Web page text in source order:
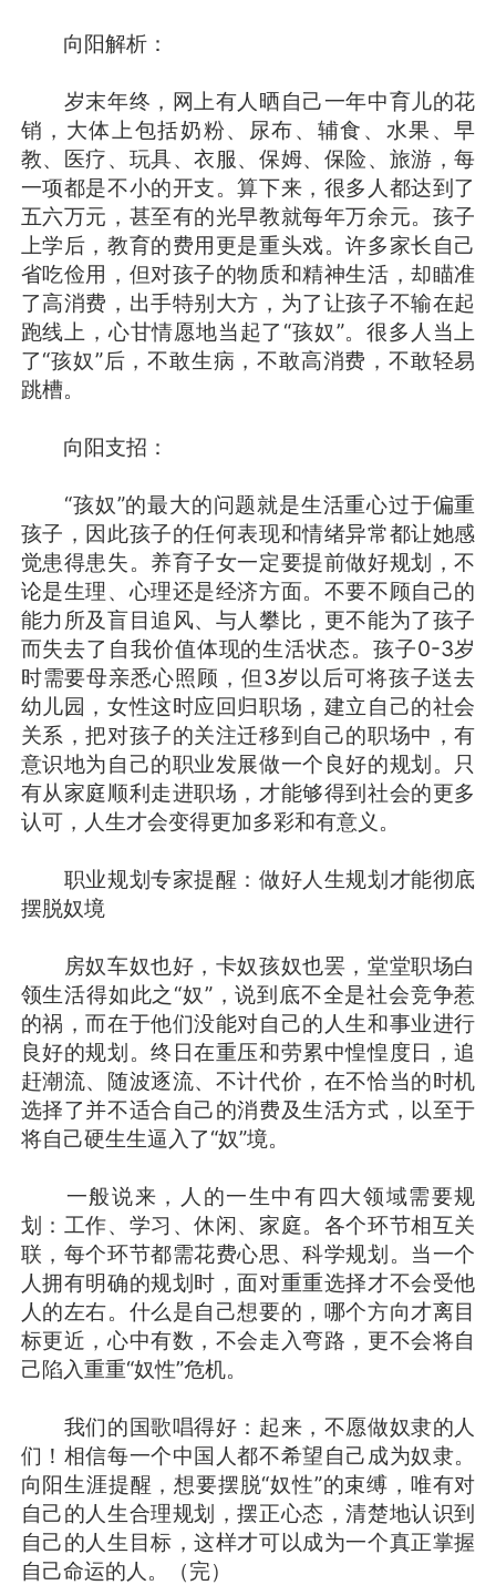
向阳解析：
岁末年终，网上有人晒自己一年中育儿的花
销，大体上包括奶粉、尿布、辅食、水果、早
教、医疗、玩具、衣服、保姆、保险、旅游，每
一项都是不小的开支。算下来，很多人都达到了
五六万元，甚至有的光早教就每年万余元。孩子
上学后，教育的费用更是重头戏。许多家长自己
省吃俭用，但对孩子的物质和精神生活，却瞄准
了高消费，出手特别大方，为了让孩子不输在起
跑线上，心甘情愿地当起了“孩奴”。很多人当上
了“孩奴”后，不敢生病，不敢高消费，不敢轻易
跳槽。
向阳支招：
“孩奴”的最大的问题就是生活重心过于偏重
孩子，因此孩子的任何表现和情绪异常都让她感
觉患得患失。养育子女一定要提前做好规划，不
论是生理、心理还是经济方面。不要不顾自己的
能力所及盲目追风、与人攀比，更不能为了孩子
而失去了自我价值体现的生活状态。孩子0-3岁
时需要母亲悉心照顾，但3岁以后可将孩子送去
幼儿园，女性这时应回归职场，建立自己的社会
关系，把对孩子的关注迁移到自己的职场中，有
意识地为自己的职业发展做一个良好的规划。只
有从家庭顺利走进职场，才能够得到社会的更多
认可，人生才会变得更加多彩和有意义。
职业规划专家提醒：做好人生规划才能彻底
摆脱奴境
房奴车奴也好，卡奴孩奴也罢，堂堂职场白
领生活得如此之“奴”，说到底不全是社会竞争惹
的祸，而在于他们没能对自己的人生和事业进行
良好的规划。终日在重压和劳累中惶惶度日，追
赶潮流、随波逐流、不计代价，在不恰当的时机
选择了并不适合自己的消费及生活方式，以至于
将自己硬生生逼入了“奴”境。
一般说来，人的一生中有四大领域需要规
划：工作、学习、休闲、家庭。各个环节相互关
联，每个环节都需花费心思、科学规划。当一个
人拥有明确的规划时，面对重重选择才不会受他
人的左右。什么是自己想要的，哪个方向才离目
标更近，心中有数，不会走入弯路，更不会将自
己陷入重重“奴性”危机。
我们的国歌唱得好：起来，不愿做奴隶的人
们！相信每一个中国人都不希望自己成为奴隶。
向阳生涯提醒，想要摆脱“奴性”的束缚，唯有对
自己的人生合理规划，摆正心态，清楚地认识到
自己的人生目标，这样才可以成为一个真正掌握
自己命运的人。（完）